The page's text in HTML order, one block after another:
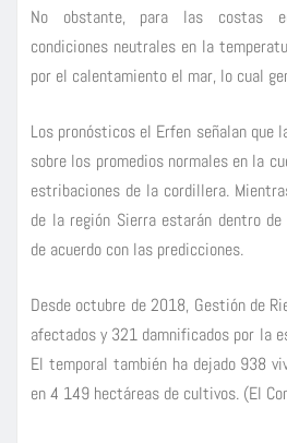
No obstante, para las costas
condiciones neutrales en la
por el calentamiento el mar, lo cual
Los pronósticos el Erfen señalan que
sobre los promedios normales en la
estribaciones de la cordillera.
de la región Sierra estarán dentro
de acuerdo con las predicciones.
Desde octubre de 2018, Gestión de
afectados y 321 damnificados por la
El temporal también ha dejado 938
en 4 149 hectáreas de cultivos. (El